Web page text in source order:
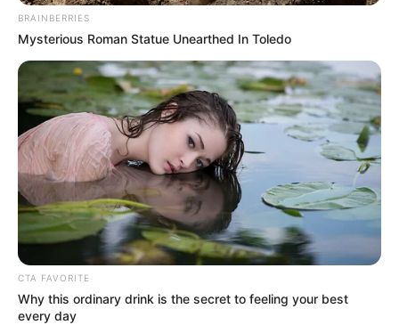
BRAINBERRIES
Mysterious Roman Statue Unearthed In Toledo
CTA FAVORITE
Why this ordinary drink is the secret to feeling your best
every day